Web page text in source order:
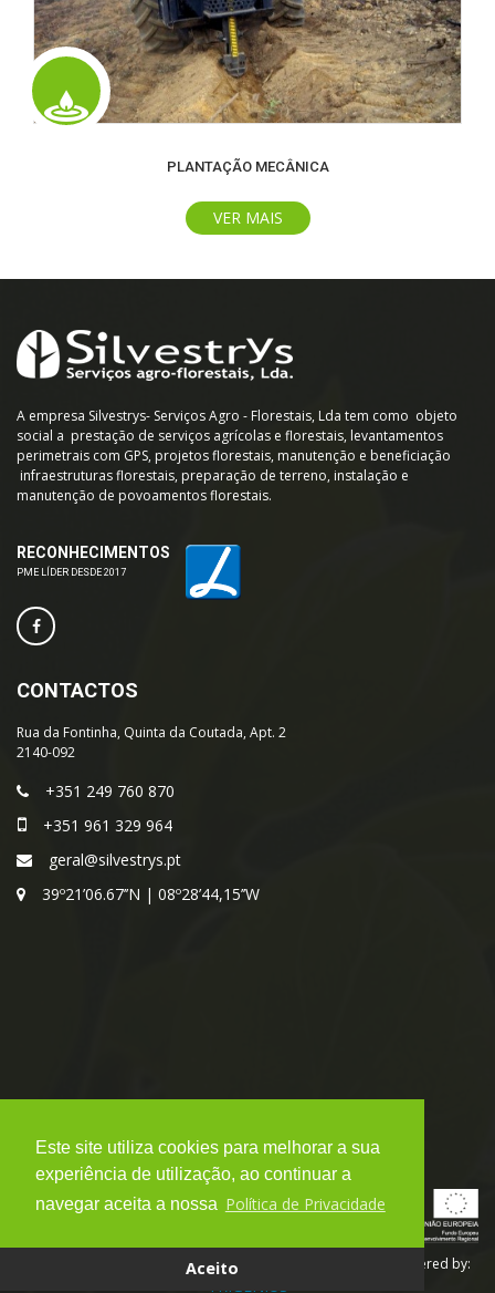
Este site utiliza cookies para melhorar a sua
experiência de utilização, ao continuar a
navegar aceita a nossa Política de Privacidade
Aceito
PLANTAÇÃO MECÂNICA
VER MAIS
A empresa Silvestrys- Serviços Agro - Florestais, Lda tem como objeto
social a prestação de serviços agrícolas e florestais, levantamentos
perimetrais com GPS, projetos florestais, manutenção e beneficiação
infraestruturas florestais, preparação de terreno, instalação e
manutenção de povoamentos florestais.
RECONHECIMENTOS
PME LÍDER DESDE 2017
CONTACTOS
Rua da Fontinha, Quinta da Coutada, Apt. 2
2140-092
+351 249 760 870
+351 961 329 964
geral@silvestrys.pt
39º21’06.67’’N | 08º28’44,15’’W
Copyright 2018. SilvestrYs - Todos os direitos reservados. powered by:
TRIGÉNIUS